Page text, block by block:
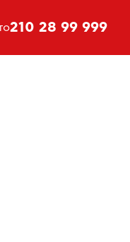
210 28 99 999